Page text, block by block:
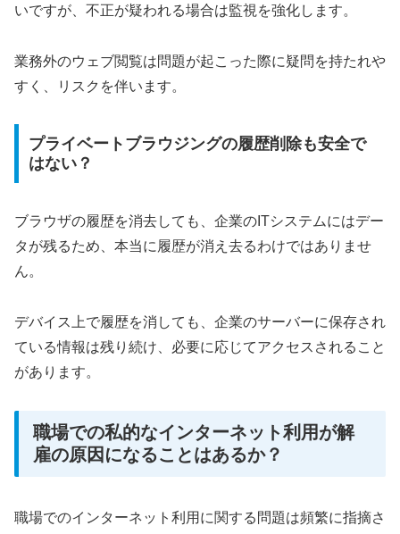
いですが、不正が疑われる場合は監視を強化します。
業務外のウェブ閲覧は問題が起こった際に疑問を持たれや
すく、リスクを伴います。
プライベートブラウジングの履歴削除も安全で
はない？
ブラウザの履歴を消去しても、企業のITシステムにはデー
タが残るため、本当に履歴が消え去るわけではありませ
ん。
デバイス上で履歴を消しても、企業のサーバーに保存され
ている情報は残り続け、必要に応じてアクセスされること
があります。
職場での私的なインターネット利用が解
雇の原因になることはあるか？
職場でのインターネット利用に関する問題は頻繁に指摘さ